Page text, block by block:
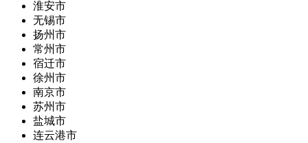
淮安市
无锡市
扬州市
常州市
宿迁市
徐州市
南京市
苏州市
盐城市
连云港市